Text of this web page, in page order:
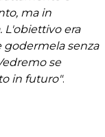
ma in
L'obiettivo era
senza
se
in futuro".